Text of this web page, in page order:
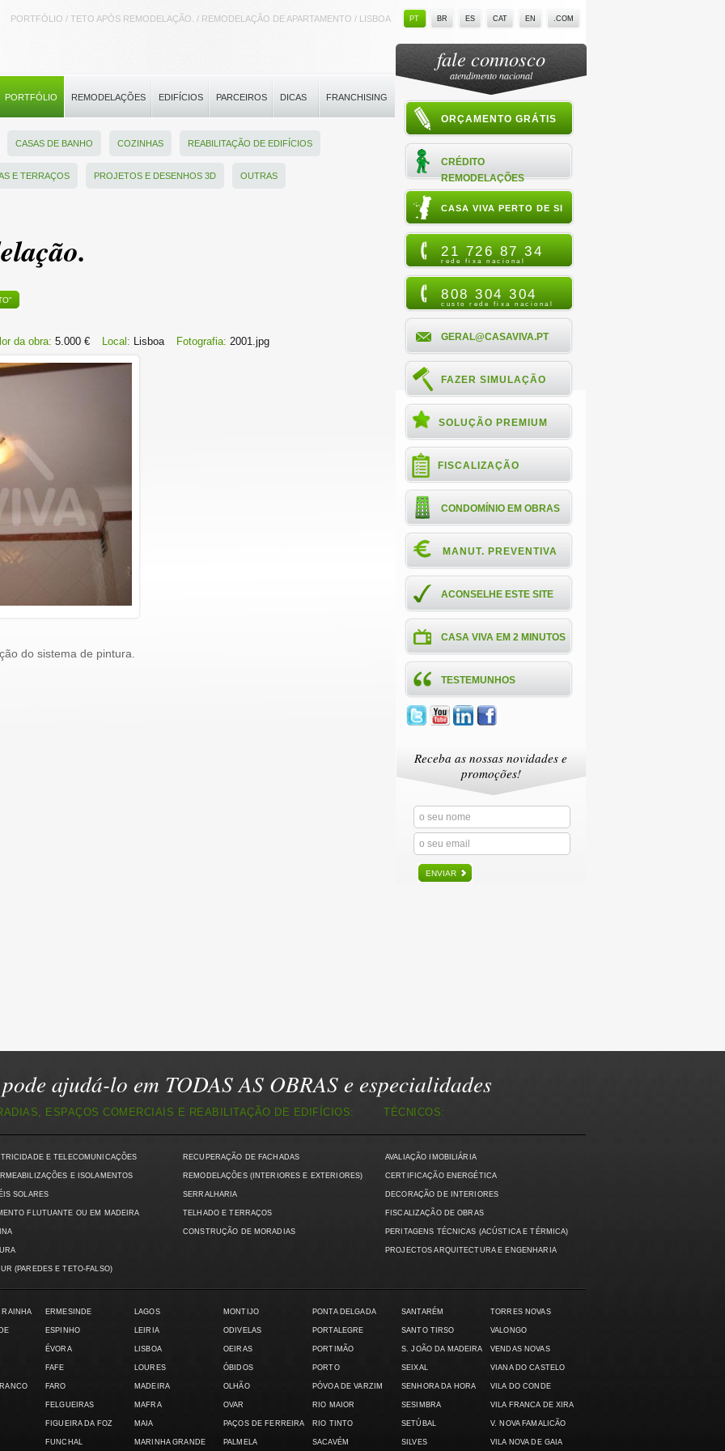
PORTFÓLIO / TETO APÓS REMODELAÇÃO. / REMODELAÇÃO DE APARTAMENTO / LISBOA PT BR ES CAT EN .COM
PORTFÓLIO REMODELAÇÕES EDIFÍCIOS PARCEIROS DICAS FRANCHISING
CASAS DE BANHO COZINHAS REABILITAÇÃO DE EDIFÍCIOS
E TERRAÇOS PROJETOS E DESENHOS 3D OUTRAS
da obra: 5.000 € Local: Lisboa Fotografia: 2001.jpg
do sistema de pintura.
fale connosco
atendimento nacional
ORÇAMENTO GRÁTIS
CRÉDITO
REMODELAÇÕES
CASA VIVA PERTO DE SI
21 726 87 34
rede fixa nacional
808 304 304
custo rede fixa nacional
GERAL@CASAVIVA.PT
FAZER SIMULAÇÃO
SOLUÇÃO PREMIUM
FISCALIZAÇÃO
CONDOMÍNIO EM OBRAS
MANUT. PREVENTIVA
ACONSELHE ESTE SITE
CASA VIVA EM 2 MINUTOS
TESTEMUNHOS
Receba as nossas novidades e
promoções!
ENVIAR
ajudá-lo em TODAS AS OBRAS e especialidades
ESPAÇOS COMERCIAIS E REABILITAÇÃO DE EDIFÍCIOS: TÉCNICOS:
E TELECOMUNICAÇÕES
E ISOLAMENTOS
SOLARES
FLUTUANTE OU EM MADEIRA
(PAREDES E TETO-FALSO)
RECUPERAÇÃO DE FACHADAS
REMODELAÇÕES (INTERIORES E EXTERIORES)
SERRALHARIA
TELHADO E TERRAÇOS
CONSTRUÇÃO DE MORADIAS
AVALIAÇÃO IMOBILIÁRIA
CERTIFICAÇÃO ENERGÉTICA
DECORAÇÃO DE INTERIORES
FISCALIZAÇÃO DE OBRAS
PERITAGENS TÉCNICAS (ACÚSTICA E TÉRMICA)
PROJECTOS ARQUITECTURA E ENGENHARIA
RAINHA ERMESINDE
ESPINHO
ÉVORA
FAFE
FARO
FELGUEIRAS
FIGUEIRA DA FOZ
FUNCHAL
LAGOS
LEIRIA
LISBOA
LOURES
MADEIRA
MAFRA
MAIA
MARINHA GRANDE
MONTIJO
ODIVELAS
OEIRAS
ÓBIDOS
OLHÃO
OVAR
PAÇOS DE FERREIRA
PALMELA
PONTA DELGADA
PORTALEGRE
PORTIMÃO
PORTO
PÓVOA DE VARZIM
RIO MAIOR
RIO TINTO
SACAVÉM
SANTARÉM
SANTO TIRSO
S. JOÃO DA MADEIRA
SEIXAL
SENHORA DA HORA
SESIMBRA
SETÚBAL
SILVES
TORRES NOVAS
VALONGO
VENDAS NOVAS
VIANA DO CASTELO
VILA DO CONDE
VILA FRANCA DE XIRA
V. NOVA FAMALICÃO
VILA NOVA DE GAIA